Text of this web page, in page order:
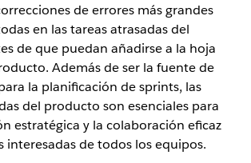
de errores más grandes
en las tareas atrasadas del
de que puedan añadirse a la hoja
Además de ser la fuente de
la planificación de sprints, las
del producto son esenciales para
estratégica y la colaboración eficaz
interesadas de todos los equipos.